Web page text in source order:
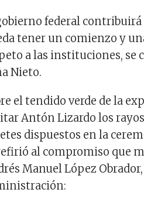
federal
tener un comienzo y
a las instituciones, se
Nieto.
el tendido verde de la
Antón Lizardo los
dispuestos en la
al compromiso que
Manuel López